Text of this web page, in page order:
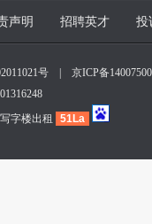
声明 招聘英才 投
号
京ICP备
字楼出租
51La